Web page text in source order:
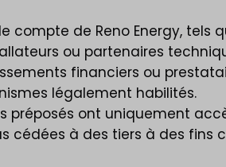
de Reno Energy, tels
ou partenaires
financiers ou
légalement habilités.
préposés ont uniquement
cédées à des tiers à des fins